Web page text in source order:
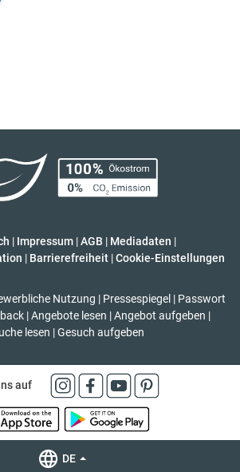
| Impressum |AGB | Mediadaten |
| Barrierefreiheit | Cookie-Einstellungen
Nutzung | Pressespiegel | Passwort
| Angebote lesen | Angebot aufgeben |
lesen | Gesuch aufgeben
auf
DE